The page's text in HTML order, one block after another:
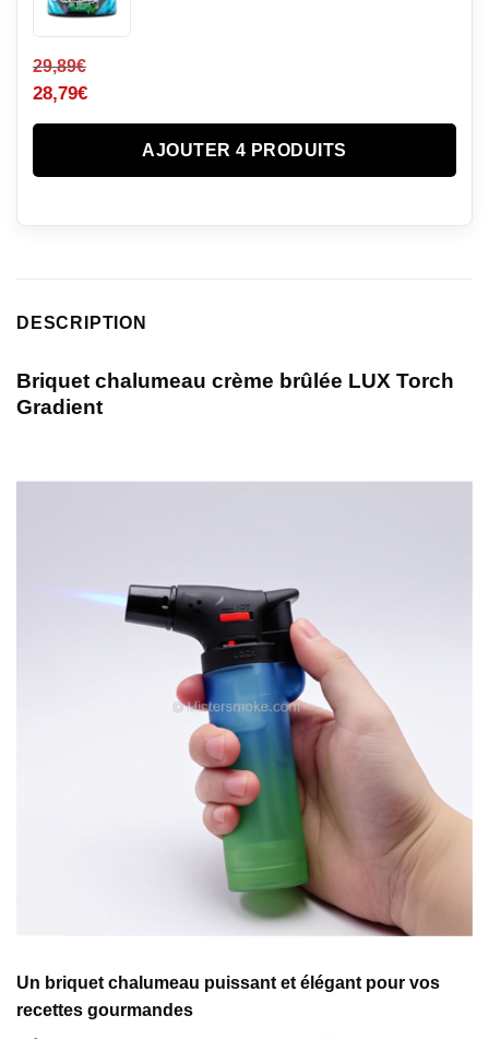
29,89€
28,79€
AJOUTER 4 PRODUITS
DESCRIPTION
Briquet chalumeau crème brûlée LUX Torch
Gradient
Un briquet chalumeau puissant et élégant pour vos
recettes gourmandes